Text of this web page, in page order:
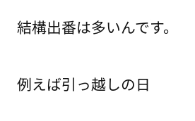
結構出番は多いんです。
例えば引っ越しの日